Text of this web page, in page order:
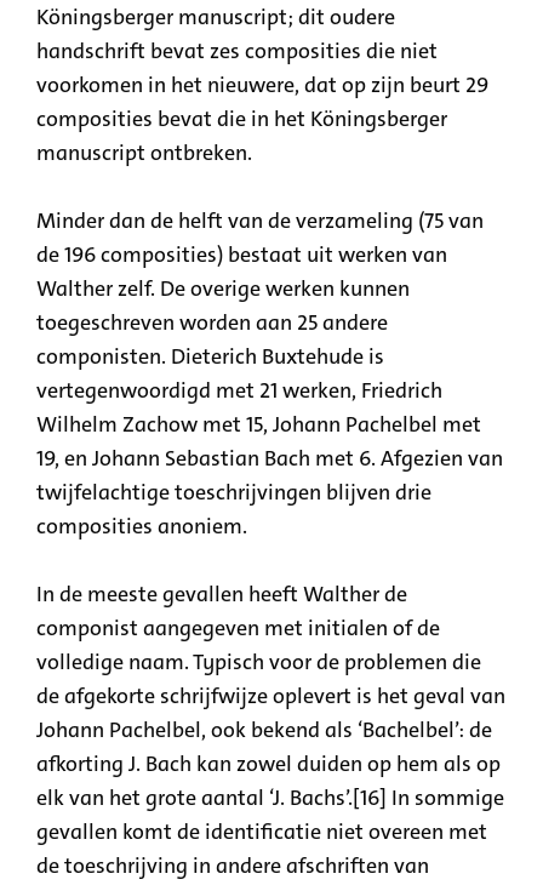
Köningsberger manuscript; dit oudere
handschrift bevat zes composities die niet
voorkomen in het nieuwere, dat op zijn beurt 29
composities bevat die in het Köningsberger
manuscript ontbreken.
Minder dan de helft van de verzameling (75 van
de 196 composities) bestaat uit werken van
Walther zelf. De overige werken kunnen
toegeschreven worden aan 25 andere
componisten. Dieterich Buxtehude is
vertegenwoordigd met 21 werken, Friedrich
Wilhelm Zachow met 15, Johann Pachelbel met
19, en Johann Sebastian Bach met 6. Afgezien van
twijfelachtige toeschrijvingen blijven drie
composities anoniem.
In de meeste gevallen heeft Walther de
componist aangegeven met initialen of de
volledige naam. Typisch voor de problemen die
de afgekorte schrijfwijze oplevert is het geval van
Johann Pachelbel, ook bekend als ‘Bachelbel’: de
afkorting J. Bach kan zowel duiden op hem als op
elk van het grote aantal ‘J. Bachs’.[16] In sommige
gevallen komt de identificatie niet overeen met
de toeschrijving in andere afschriften van